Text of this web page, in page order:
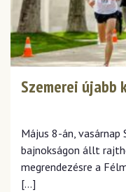
Szemerei újabb
Május 8-án, vasárnap
bajnokságon állt
megrendezésre a
[…]